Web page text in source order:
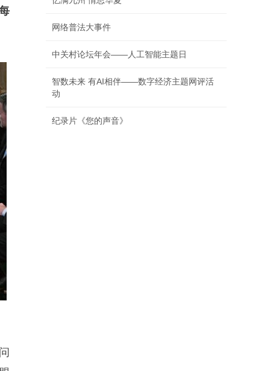
网络普法大事件
中关村论坛年会——人工智能主题日
智数未来 有AI相伴——数字经济主题网评活
动
纪录片《您的声音》